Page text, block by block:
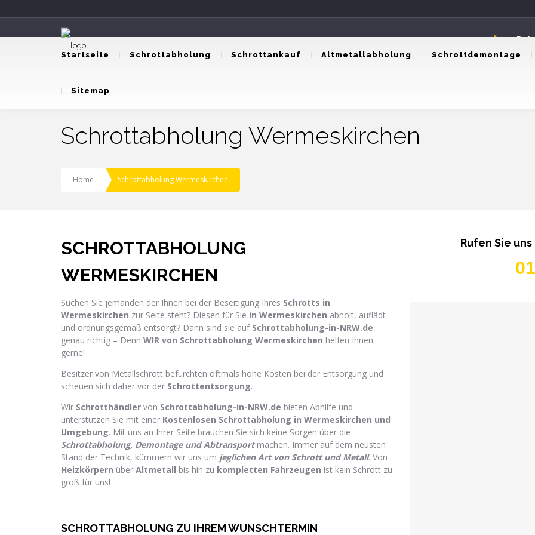
Startseite Schrottabholung Schrottankauf Altmetallabholung Schrottdemontage
Sitemap
Schrottabholung Wermeskirchen
Home Schrottabholung Wermeskirchen
SCHROTTABHOLUNG
WERMESKIRCHEN
Suchen Sie jemanden der Ihnen bei der Beseitigung Ihres Schrotts in
Wermeskirchen zur Seite steht? Diesen für Sie in Wermeskirchen abholt, auflädt
und ordnungsgemäß entsorgt? Dann sind sie aufSchrottabholung-in-NRW.de
genau richtig – Denn WIR von Schrottabholung Wermeskirchen helfen Ihnen
gerne!
Besitzer von Metallschrott befürchten oftmals hohe Kosten bei der Entsorgung und
scheuen sich daher vor der Schrottentsorgung.
Wir Schrotthändler von Schrottabholung-in-NRW.de bieten Abhilfe und
unterstützen Sie mit einer Kostenlosen Schrottabholung in Wermeskirchen und
Umgebung. Mit uns an Ihrer Seite brauchen Sie sich keine Sorgen über die
Schrottabholung, Demontage und Abtransportmachen. Immer auf dem neusten
Stand der Technik, kümmern wir uns um jeglichen Art von Schrott und Metall. Von
Heizkörpern über Altmetall bis hin zu kompletten Fahrzeugen ist kein Schrott zu
groß für uns!
SCHROTTABHOLUNG ZU IHREM WUNSCHTERMIN
Rufen Sie